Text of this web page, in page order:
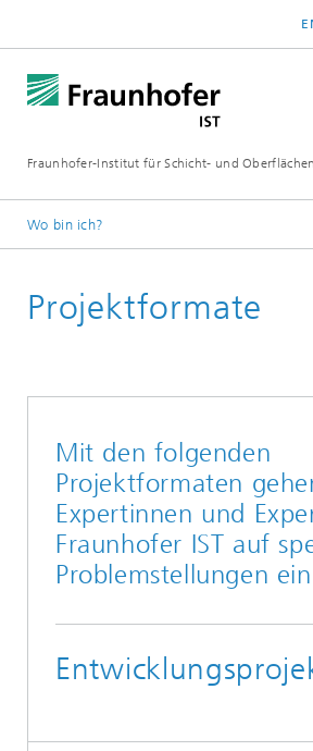
Fraunhofer-Institut für Schicht- und
Wo bin ich?
Zusammenarbeit
Projektformate
Mit den folgenden
Projektformaten
Expertinnen und
Fraunhofer IST auf
Problemstellungen